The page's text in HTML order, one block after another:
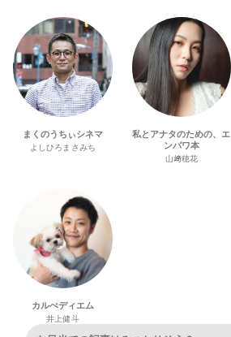
まくのうちぃシネマ
よしひろまさみち
私とアナタのための、エ
ンパワ本
山﨑穂花
カルぺディエム
井上健斗